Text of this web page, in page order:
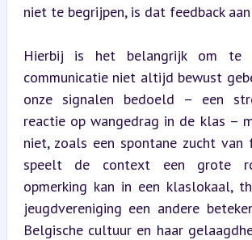
niet te begrijpen, is dat feedback aan
Hierbij is het belangrijk om te
communicatie niet altijd bewust
onze signalen bedoeld – een
reactie op wangedrag in de klas –
niet, zoals een spontane zucht van
speelt de context een grote
opmerking kan in een klaslokaal,
jeugdvereniging een andere
Belgische cultuur en haar